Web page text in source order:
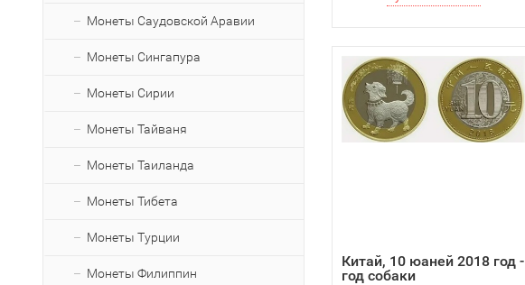
Монеты Саудовской Аравии
Монеты Сингапура
Монеты Сирии
Монеты Тайваня
Монеты Таиланда
Монеты Тибета
Монеты Турции
Монеты Филиппин
Китай, 10 юаней 2018 год -
год собаки